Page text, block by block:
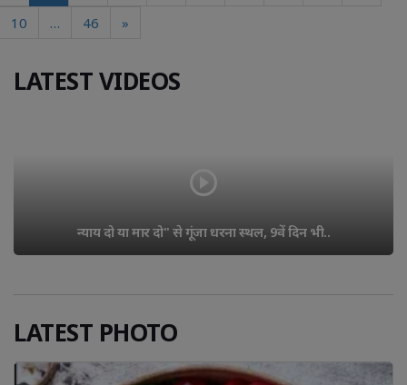
10
… 46 »
LATEST VIDEOS
न्याय दो या मार दो" से गूंजा धरना स्थल, 9वें दिन भी..
LATEST PHOTO